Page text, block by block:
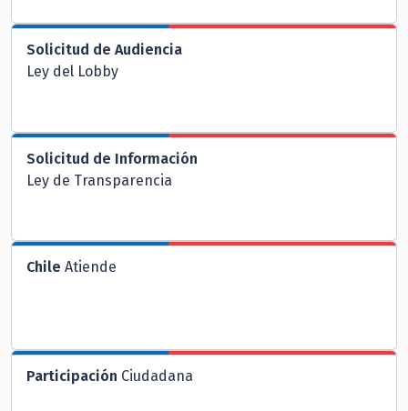
Solicitud de Audiencia
Ley del Lobby
Solicitud de Información
Ley de Transparencia
Chile Atiende
Participación Ciudadana